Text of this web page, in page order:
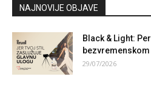
NAJNOVIJE OBJAVE
Black & Light:
29/07/2026